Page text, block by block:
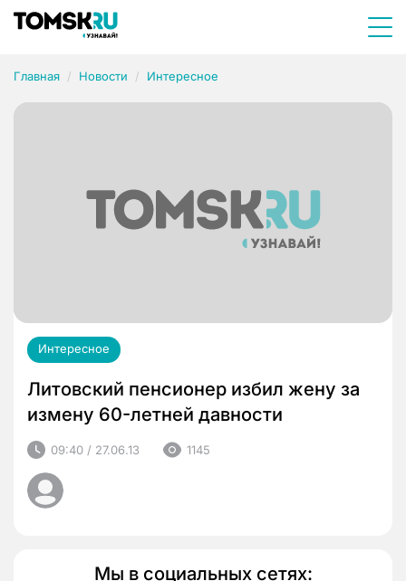
Главная Новости Интересное
Интересное
Литовский пенсионер избил жену за
измену 60-летней давности
09:40 / 27.06.13 1145
Мы в социальных сетях: